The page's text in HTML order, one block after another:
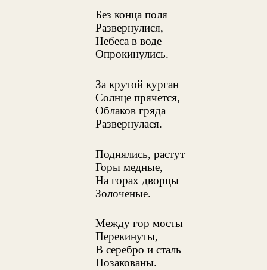
Без конца поля
Развернулися,
Небеса в воде
Опрокинулись.
За крутой курган
Солнце прячется,
Облаков гряда
Развернулася.
Поднялись, растут
Горы медные,
На горах дворцы
Золоченые.
Между гор мосты
Перекинуты,
В серебро и сталь
Позакованы.